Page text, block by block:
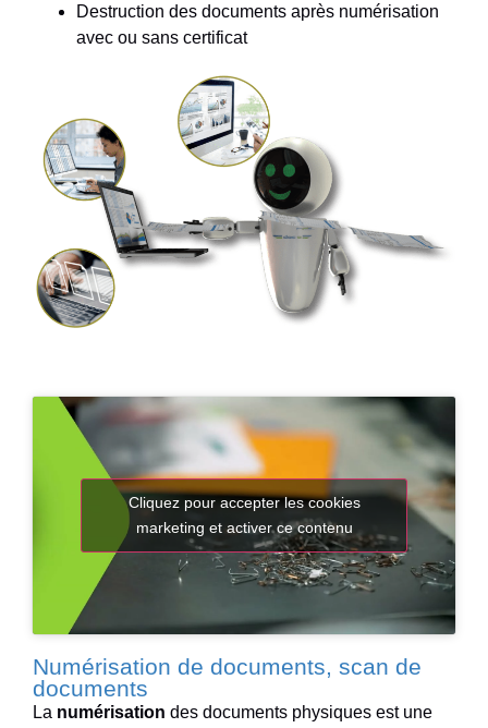
Destruction des documents après numérisation
avec ou sans certificat
Numérisation de documents, scan de
documents
La numérisation des documents physiques est une
Cliquez pour accepter les cookies
marketing et activer ce contenu